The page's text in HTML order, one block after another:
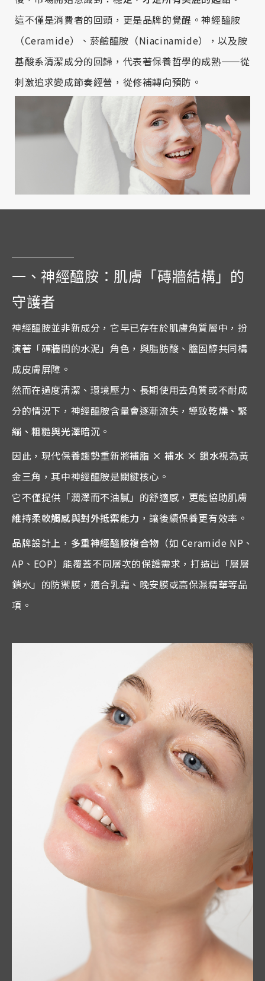
這不僅是消費者的回頭，更是品牌的覺醒。神經醯胺
（Ceramide）、菸鹼醯胺（Niacinamide），以及胺
基酸系清潔成分的回歸，代表著保養哲學的成熟——從
刺激追求變成節奏經營，從修補轉向預防。
一、神經醯胺：肌膚「磚牆結構」的
守護者
神經醯胺並非新成分，它早已存在於肌膚角質層中，扮
演著「磚牆間的水泥」角色，與脂肪酸、膽固醇共同構
成皮膚屏障。
然而在過度清潔、環境壓力、長期使用去角質或不耐成
分的情況下，神經醯胺含量會逐漸流失，導致乾燥、緊
繃、粗糙與光澤暗沉 。
因此，現代保養趨勢重新將補脂 × 補水 × 鎖水視為黃
金三角，其中神經醯胺是關鍵核心。
它不僅提供「潤澤而不油膩」的舒適感，更能協助肌膚
維持柔軟觸感與對外抵禦能力 ，讓後續保養更有效率。
品牌設計上， 多重神經醯胺複合物 （如 Ceramide NP、
AP、EOP）能覆蓋不同層次的保護需求，打造出「層層
鎖水」的防禦膜，適合乳霜、晚安膜或高保濕精華等品
項。